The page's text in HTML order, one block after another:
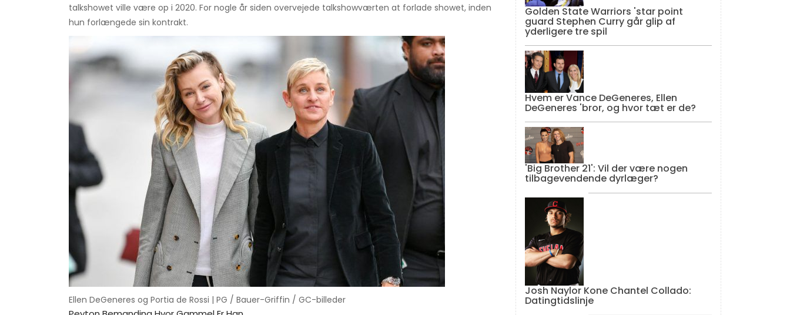
talkshowet ville være op i 2020. For nogle år siden overvejede talkshowværten at forlade showet, inden
hun forlængede sin kontrakt.
Ellen DeGeneres og Portia de Rossi | PG / Bauer-Griffin / GC-billeder
Golden State Warriors 'star point
guard Stephen Curry går glip af
yderligere tre spil
Hvem er Vance DeGeneres, Ellen
DeGeneres 'bror, og hvor tæt er de?
'Big Brother 21': Vil der være nogen
tilbagevendende dyrlæger?
Josh Naylor Kone Chantel Collado:
Datingtidslinje